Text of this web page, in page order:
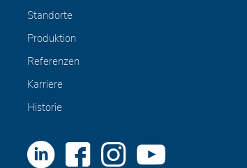
Standorte
Produktion
Referenzen
Karriere
Historie